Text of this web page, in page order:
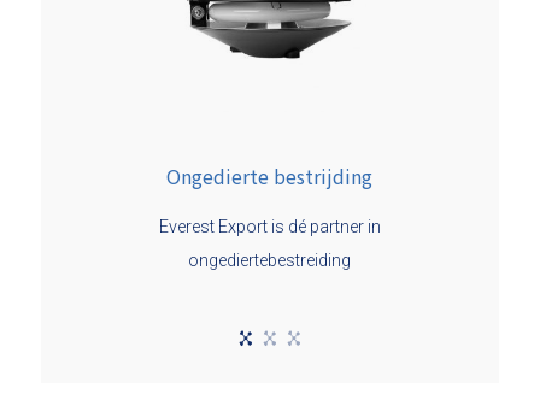
Ongedierte bestrijding
Everest Export is dé partner in
ongediertebestreiding